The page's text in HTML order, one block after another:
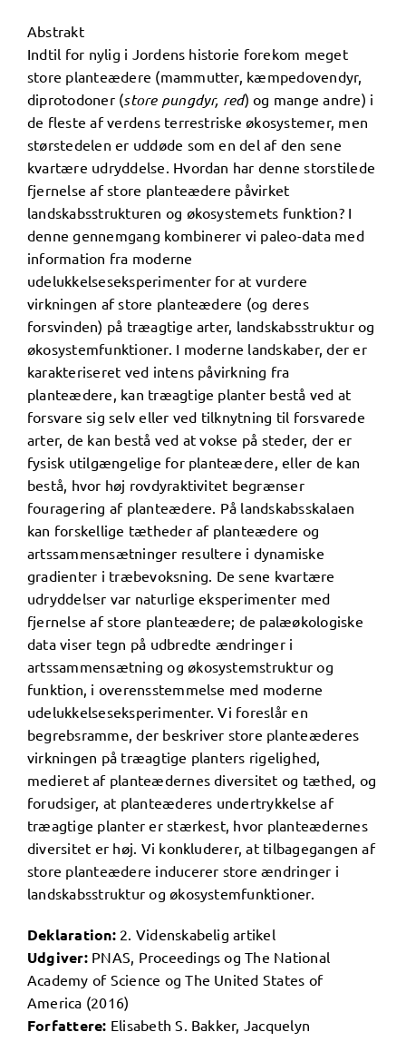
Abstrakt
Indtil for nylig i Jordens historie forekom meget
store planteædere (mammutter, kæmpedovendyr,
diprotodoner (store pungdyr, red) og mange andre) i
de fleste af verdens terrestriske økosystemer, men
størstedelen er uddøde som en del af den sene
kvartære udryddelse. Hvordan har denne storstilede
fjernelse af store planteædere påvirket
landskabsstrukturen og økosystemets funktion? I
denne gennemgang kombinerer vi paleo-data med
information fra moderne
udelukkelseseksperimenter for at vurdere
virkningen af ​​store planteædere (og deres
forsvinden) på træagtige arter, landskabsstruktur og
økosystemfunktioner. I moderne landskaber, der er
karakteriseret ved intens påvirkning fra
planteædere, kan træagtige planter bestå ved at
forsvare sig selv eller ved tilknytning til forsvarede
arter, de kan bestå ved at vokse på steder, der er
fysisk utilgængelige for planteædere, eller de kan
bestå, hvor høj rovdyraktivitet begrænser
fouragering af planteædere. På landskabsskalaen
kan forskellige tætheder af planteædere og
artssammensætninger resultere i dynamiske
gradienter i træbevoksning. De sene kvartære
udryddelser var naturlige eksperimenter med
fjernelse af store planteædere; de palæøkologiske
data viser tegn på udbredte ændringer i
artssammensætning og økosystemstruktur og
funktion, i overensstemmelse med moderne
udelukkelseseksperimenter. Vi foreslår en
begrebsramme, der beskriver ​​store planteæderes
virkningen på træagtige planters rigelighed,
medieret af planteædernes diversitet og tæthed, og
forudsiger, at planteæderes undertrykkelse af
træagtige planter er stærkest, hvor planteædernes
diversitet er høj. Vi konkluderer, at tilbagegangen af
​​store planteædere inducerer store ændringer i
landskabsstruktur og økosystemfunktioner.
Deklaration: 2. Videnskabelig artikel
Udgiver:PNAS, Proceedings og The National
Academy of Science og The United States of
America (2016)
Forfattere: Elisabeth S. Bakker, Jacquelyn